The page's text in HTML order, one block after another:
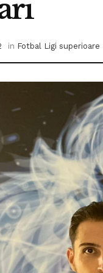
in Fotbal Ligi superioare